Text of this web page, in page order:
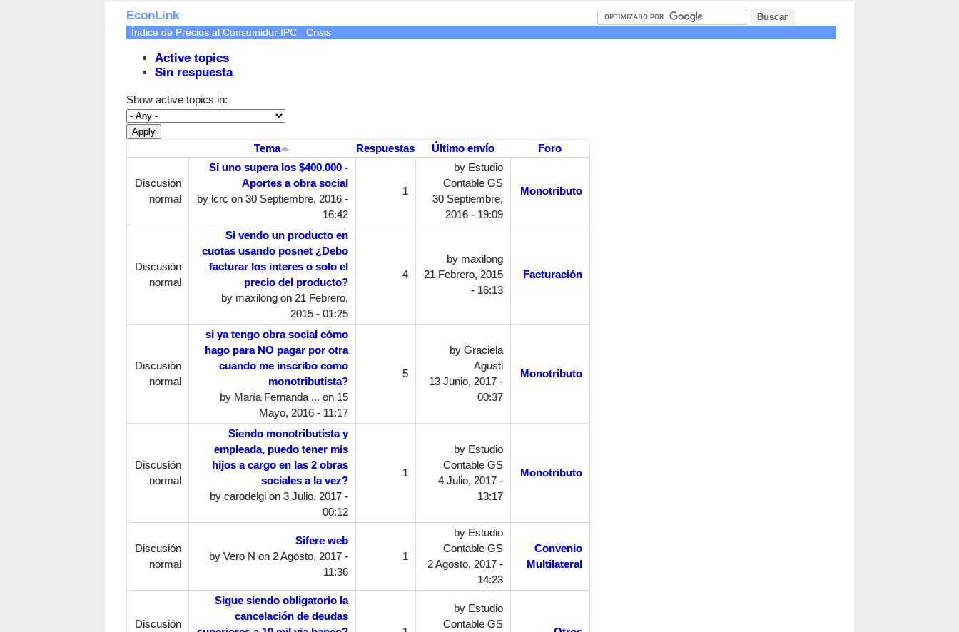
EconLink
Active topics
Sin respuesta
Índice de Precios al Consumidor IPC Crisis
Show active topics in:
Tema Respuestas Último envío Foro
Discusión
normal
Si uno supera los $400.000 -
Aportes a obra social
by lcrc on 30 Septiembre, 2016 -
16:42
1
by Estudio
Contable GS
30 Septiembre,
2016 - 19:09
Monotributo
Discusión
normal
Si vendo un producto en
cuotas usando posnet ¿Debo
facturar los interes o solo el
precio del producto?
by maxilongon 21 Febrero,
2015 - 01:25
4
by maxilong
21 Febrero, 2015
- 16:13
Facturación
Discusión
normal
si ya tengo obra social cómo
hago para NO pagar por otra
cuando me inscribo como
monotributista?
by María Fernanda ... on 15
Mayo, 2016 - 11:17
5
by Graciela
Agusti
13 Junio, 2017 -
00:37
Monotributo
Discusión
normal
Siendo monotributista y
empleada, puedo tener mis
hijos a cargo en las 2 obras
sociales a la vez?
by carodelgion 3 Julio, 2017 -
00:12
1
by Estudio
Contable GS
4 Julio, 2017 -
13:17
Monotributo
Discusión
normal
Sifere web
by Vero N on 2 Agosto, 2017 -
11:36
1
by Estudio
Contable GS
2 Agosto, 2017 -
14:23
Convenio
Multilateral
Discusión
Sigue siendo obligatorio la
cancelación de deudas
by Estudio
Contable GS